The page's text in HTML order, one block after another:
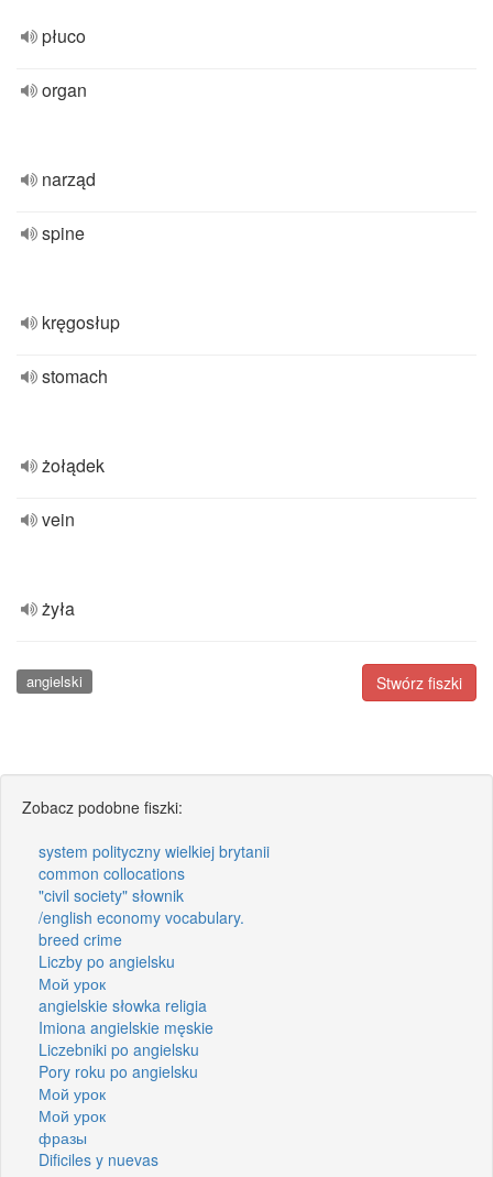
płuco
organ
narząd
spine
kręgosłup
stomach
żołądek
vein
żyła
Stwórz fiszki
angielski
Zobacz podobne fiszki:
system polityczny wielkiej brytanii
common collocations
"civil society" słownik
/english economy vocabulary.
breed crime
Liczby po angielsku
Мой урок
angielskie słowka religia
Imiona angielskie męskie
Liczebniki po angielsku
Pory roku po angielsku
Мой урок
Мой урок
фразы
Dificiles y nuevas